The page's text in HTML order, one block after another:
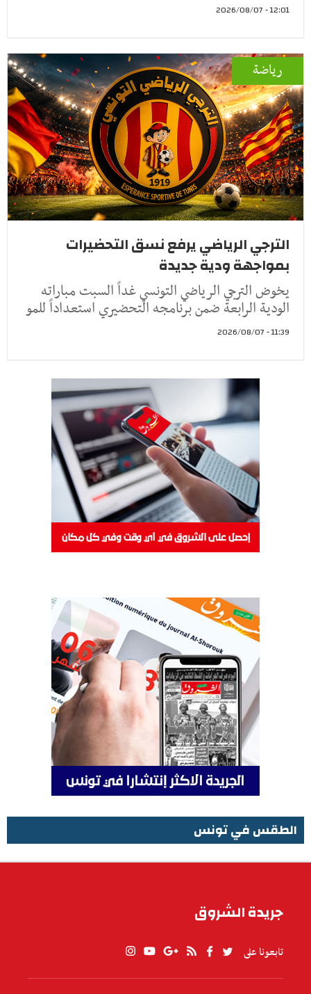
12:01 - 2026/08/07
رياضة
الترجي الرياضي يرفع نسق التحضيرات
بمواجهة ودية جديدة
يخوض الترجي الرياضي التونسي غداً السبت مباراته
الودية الرابعة ضمن برنامجه التحضيري استعداداً للمو
11:39 - 2026/08/07
الطقس في تونس
جريدة الشروق
تابعونا على